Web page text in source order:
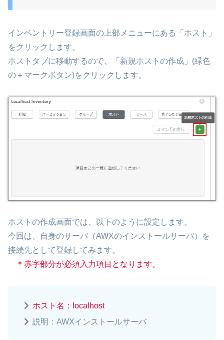
インベントリー登録画面の上部メニューにある「ホスト」
をクリックします。
ホストタブに移動するので、「新規ホストの作成」(緑色
の＋マークボタン)をクリックします。
ホストの作成画面では、以下のように設定します。
今回は、自身のサーバ（AWXのインストールサーバ）を
接続先として登録してみます。
＊赤字部分が必須入力項目となります。
ホスト名：localhost
説明：AWXインストールサーバ